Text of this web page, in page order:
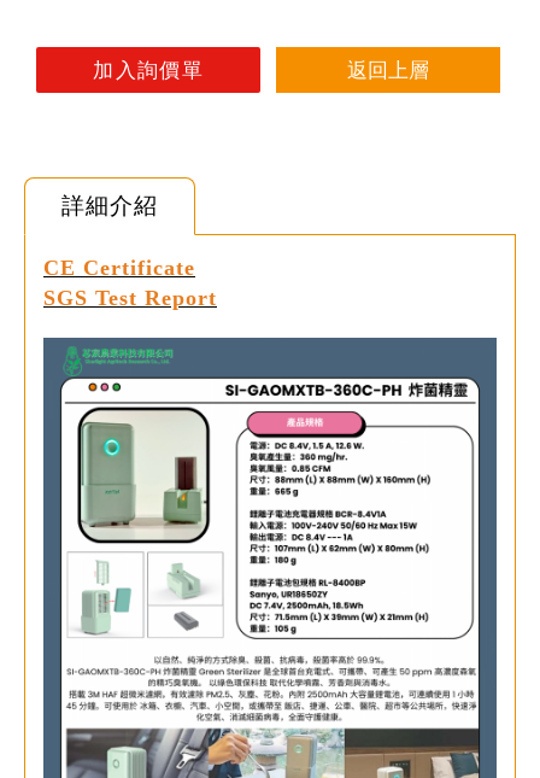
返回上層
詳細介紹
CE Certificate
SGS Test Report